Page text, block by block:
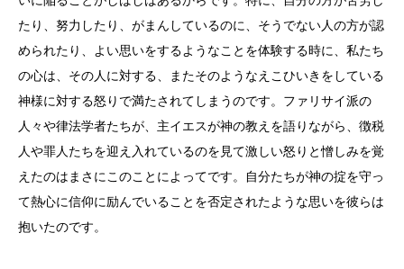
たり、努力したり、がまんしているのに、そうでない人の方が認
められたり、よい思いをするようなことを体験する時に、私たち
の心は、その人に対する、またそのようなえこひいきをしている
神様に対する怒りで満たされてしまうのです。ファリサイ派の
人々や律法学者たちが、主イエスが神の教えを語りながら、徴税
人や罪人たちを迎え入れているのを見て激しい怒りと憎しみを覚
えたのはまさにこのことによってです。自分たちが神の掟を守っ
て熱心に信仰に励んでいることを否定されたような思いを彼らは
抱いたのです。